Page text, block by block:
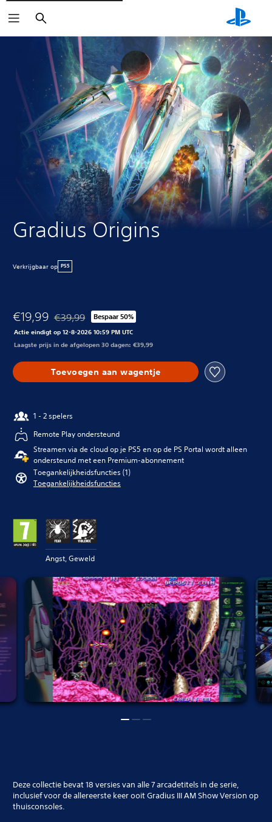
Zoeken
Gradius Origins
Verkrijgbaar op PS5
€19,99 Korting ten opzichte van de oorspronkelijke prijs van
€39,99 Bespaar 50%
Actie eindigt op 12-8-2026 10:59 PM UTC
Laagste prijs in de afgelopen 30 dagen: €39,99
Toevoegen aan wagentje
1 - 2 spelers
Remote Play ondersteund
Streamen via de cloud op je PS5 en op de PS Portal wordt alleen
ondersteund met een Premium-abonnement
Toegankelijkheidsfuncties (1)
Toegankelijkheidsfuncties
Angst, Geweld
Deze collectie bevat 18 versies van alle 7 arcadetitels in de serie,
inclusief voor de allereerste keer ooit Gradius III AM Show Version op
thuisconsoles.